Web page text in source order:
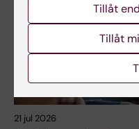
21 jul 2026
Tillåt
Tillåt